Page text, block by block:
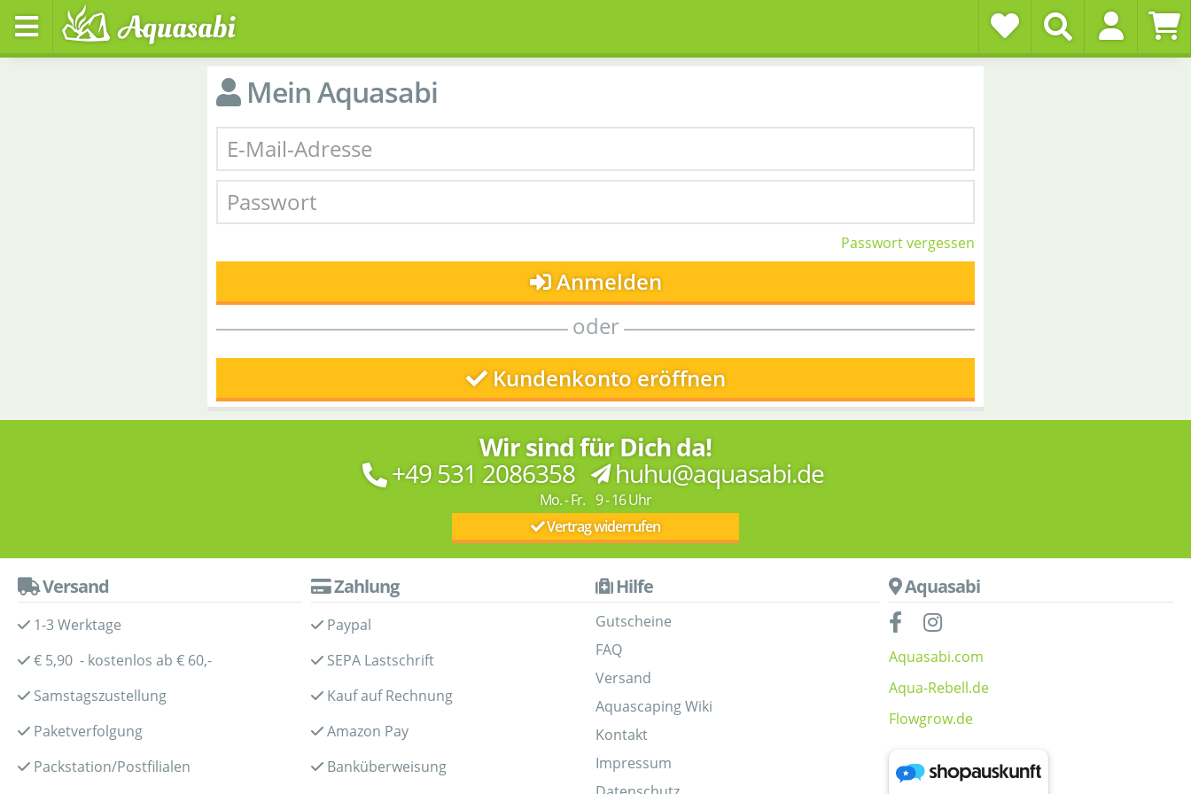
Mein Aquasabi
Passwort vergessen
Anmelden
oder
Kundenkonto eröffnen
Wir sind für Dich da!
+49 531 2086358 huhu@aquasabi.de
Mo. - Fr. 9 - 16 Uhr
Vertrag widerrufen
Versand
1-3 Werktage
€ 5,90 - kostenlos ab € 60,-
Samstagszustellung
Paketverfolgung
Packstation/Postfilialen
Zahlung
Paypal
SEPA Lastschrift
Kauf auf Rechnung
Amazon Pay
Banküberweisung
Hilfe
Gutscheine
FAQ
Versand
Aquascaping Wiki
Kontakt
Impressum
Aquasabi
Aquasabi.com
Aqua-Rebell.de
Flowgrow.de